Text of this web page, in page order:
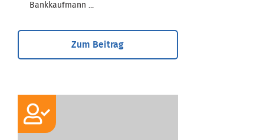
Bankkaufmann ...
Zum Beitrag